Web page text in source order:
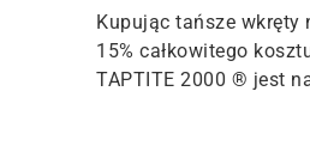
Kupując tańsze wkręty
15% całkowitego
TAPTITE 2000 ® jest